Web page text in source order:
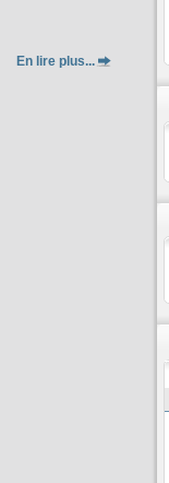
En lire plus...